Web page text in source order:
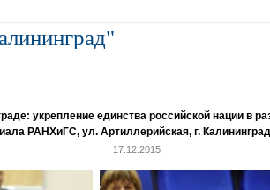
укрепление единства российской нации в
РАНХиГС, ул. Артиллерийская, г.
17.12.2015